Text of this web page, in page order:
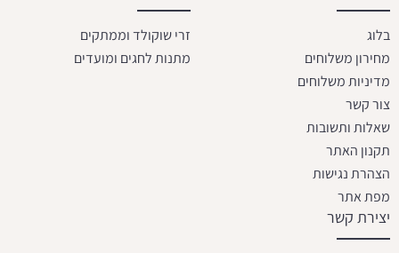
בלוג
מחירון משלוחים
מדיניות משלוחים
צור קשר
שאלות ותשובות
תקנון האתר
הצהרת נגישות
מפת אתר
זרי שוקולד וממתקים
מתנות לחגים ומועדים
יצירת קשר